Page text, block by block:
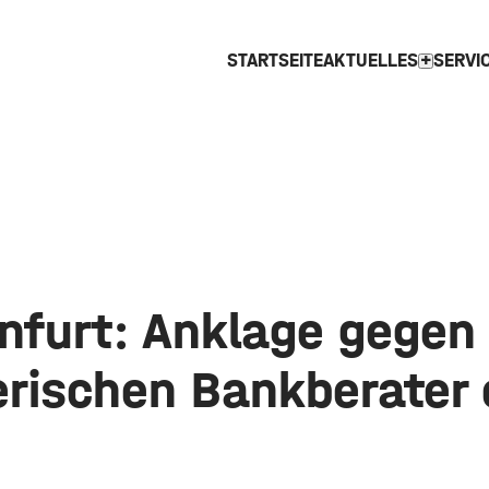
STARTSEITEAKTUELLESexpand_more
Anklage gegen
Bankberater